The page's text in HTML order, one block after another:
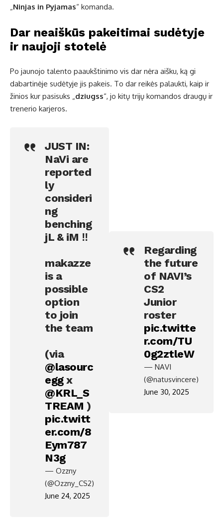
„Ninjas in Pyjamas“ komanda.
Dar neaiškūs pakeitimai sudėtyje
ir naujoji stotelė
Po jaunojo talento paaukštinimo vis dar nėra aišku, ką gi
dabartinėje sudėtyje jis pakeis. To dar reikės palaukti, kaip ir
žinios kur pasisuks „dziugss“, jo kitų trijų komandos draugų ir
trenerio karjeros.
JUST IN:
NaVi are
reported
ly
consideri
ng
benching
jL & iM ‼️
makazze
is a
possible
option
to join
the team
(via
@lasourc
eggx
@KRL_S
TREAM )
pic.twitt
er.com/8
Eym787
N3g
— Ozzny
(@Ozzny_CS2)
June 24, 2025
Regarding
the future
of NAVI’s
CS2
Junior
roster
pic.twitte
r.com/TU
0g2ztleW
— NAVI
(@natusvincere)
June 30, 2025